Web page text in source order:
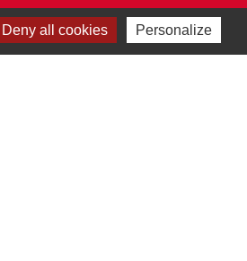
Deny all cookies Personalize